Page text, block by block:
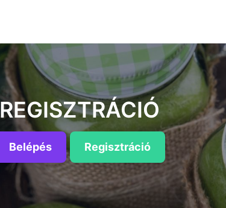
REGISZTRÁCIÓ
Belépés Regisztráció